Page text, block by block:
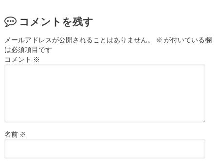
コメントを残す
メールアドレスが公開されることはありません。 ※ が付いている欄
は必須項目です
コメント ※
名前 ※